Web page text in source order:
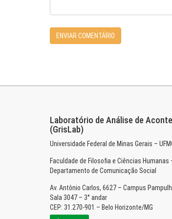
Laboratório de Análise de
(GrisLab)
Universidade Federal de Minas Gerais –
Faculdade de Filosofia e Ciências Humanas
Departamento de Comunicação Social
Av. Antônio Carlos, 6627 – Campus
Sala 3047 – 3° andar
CEP: 31.270-901 – Belo Horizonte/MG